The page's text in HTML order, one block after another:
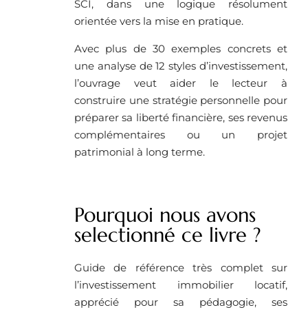
SCI, dans une logique résolument
orientée vers la mise en pratique.
Avec plus de 30 exemples concrets et
une analyse de 12 styles d’investissement,
l’ouvrage veut aider le lecteur à
construire une stratégie personnelle pour
préparer sa liberté financière, ses revenus
complémentaires ou un projet
patrimonial à long terme.
Pourquoi nous avons
selectionné ce livre ?
Guide de référence très complet sur
l’investissement immobilier locatif,
apprécié pour sa pédagogie, ses